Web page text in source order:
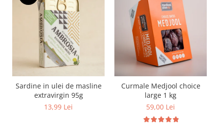
Sardine in ulei de masline
extravirgin 95g
13,99 Lei
Curmale Medjool choice
large 1 kg
59,00 Lei